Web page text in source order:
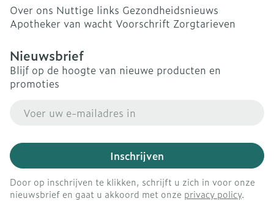
Over ons Nuttige links Gezondheidsnieuws
Apotheker van wacht Voorschrift Zorgtarieven
Nieuwsbrief
Blijf op de hoogte van nieuwe producten en
promoties
Inschrijven
Door op inschrijven te klikken, schrijft u zich in voor onze
nieuwsbrief en gaat u akkoord met onze privacy policy.